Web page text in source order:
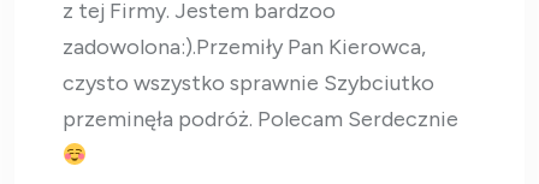
z tej Firmy. Jestem bardzoo
zadowolona:).Przemiły Pan Kierowca,
czysto wszystko sprawnie Szybciutko
przeminęła podróż. Polecam Serdecznie